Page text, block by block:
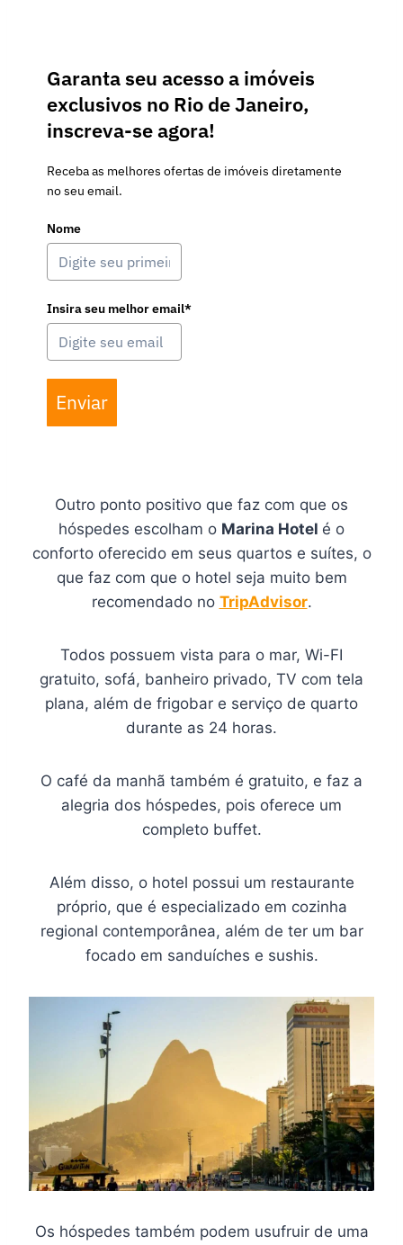
Garanta seu acesso a imóveis
exclusivos no Rio de Janeiro,
inscreva-se agora!
Receba as melhores ofertas de imóveis diretamente
no seu email.
Nome
Insira seu melhor email*
Enviar
Outro ponto positivo que faz com que os
hóspedes escolham o Marina Hotel é o
conforto oferecido em seus quartos e suítes, o
que faz com que o hotel seja muito bem
recomendado no TripAdvisor.
Todos possuem vista para o mar, Wi-FI
gratuito, sofá, banheiro privado, TV com tela
plana, além de frigobar e serviço de quarto
durante as 24 horas.
O café da manhã também é gratuito, e faz a
alegria dos hóspedes, pois oferece um
completo buffet.
Além disso, o hotel possui um restaurante
próprio, que é especializado em cozinha
regional contemporânea, além de ter um bar
focado em sanduíches e sushis.
Os hóspedes também podem usufruir de uma